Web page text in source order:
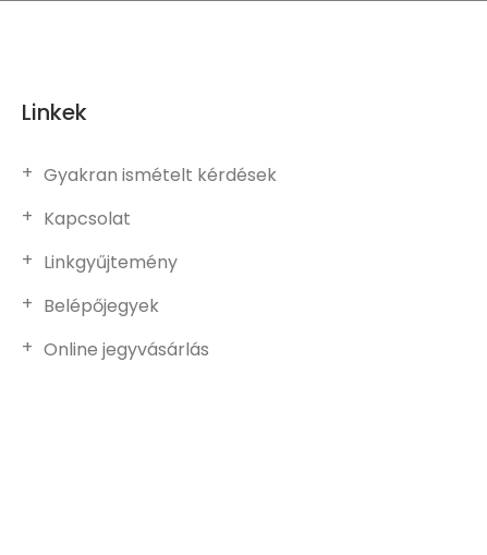
Linkek
Gyakran ismételt kérdések
Kapcsolat
Linkgyűjtemény
Belépőjegyek
Online jegyvásárlás